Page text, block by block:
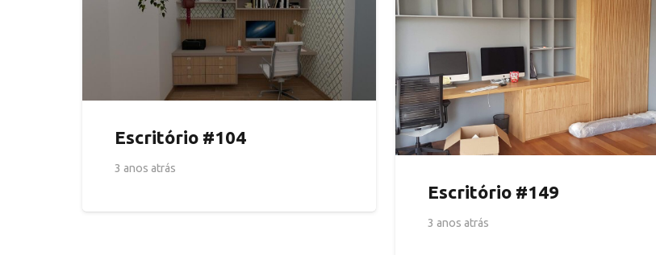
Escritório #104
3 anos atrás
Escritório #149
3 anos atrás